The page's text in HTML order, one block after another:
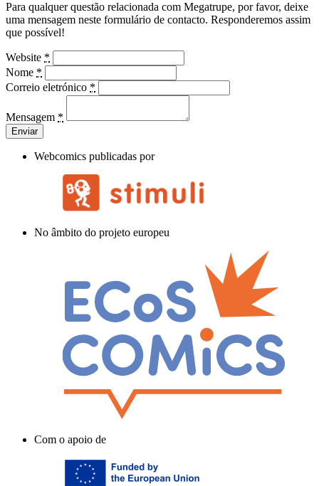
Para qualquer questão relacionada com Megatrupe, por favor, deixe
uma mensagem neste formulário de contacto. Responderemos assim
que possível!
Website *
Nome *
Correio eletrónico *
Mensagem *
Webcomics publicadas por
No âmbito do projeto europeu
Com o apoio de